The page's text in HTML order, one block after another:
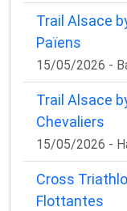
Trail Alsace
Païens
15/05/2026 -
Trail Alsace
Chevaliers
15/05/2026 -
Cross
Flottantes